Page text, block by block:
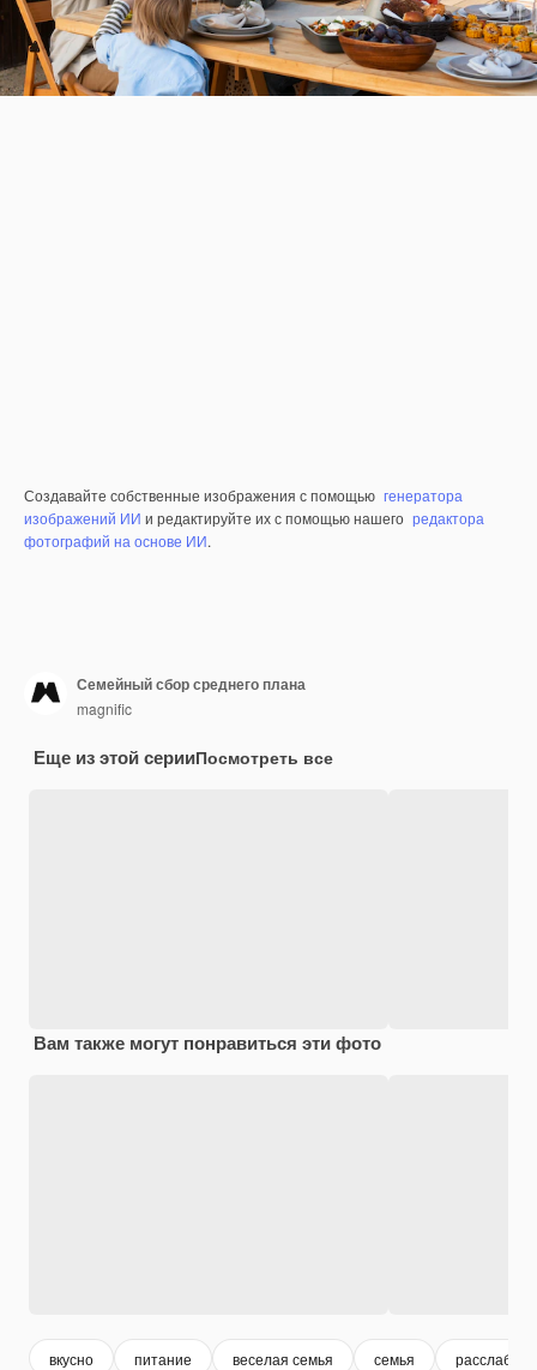
Создавайте собственные изображения с помощью генератора
изображений ИИ и редактируйте их с помощью нашего редактора
фотографий на основе ИИ.
Семейный сбор среднего плана
magnific
Еще из этой серииПосмотреть все
Вам также могут понравиться эти фото
вкусно питание веселая семья семья